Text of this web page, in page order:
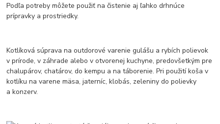
Podľa potreby môžete použiť na čistenie aj ľahko drhnúce
prípravky a prostriedky.
Kotlíková súprava na outdorové varenie gulášu a rybích polievok
v prírode, v záhrade alebo v otvorenej kuchyne, predovšetkým pre
chalupárov, chatárov, do kempu a na táborenie. Pri použití koša v
kotlíku na varene mäsa, jaterníc, klobás, zeleniny do polievky
a konzerv.